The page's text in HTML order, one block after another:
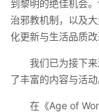
到黎明的绝佳机会
治邪教机制，以及
化更新与生活品质改
我们已为接下来
了丰富的内容与活
在《Age of